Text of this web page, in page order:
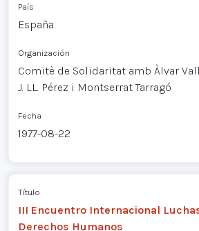
País
España
Organización
Comitè de Solidaritat amb Àlvar
J. LL. Pérez i Montserrat Tarragó
Fecha
1977-08-22
Título
III Encuentro Internacional
Derechos Humanos